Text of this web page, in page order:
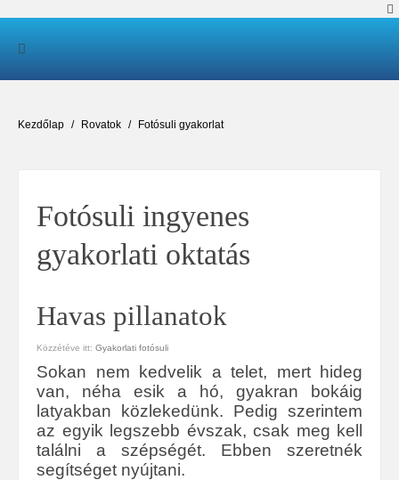
Kezdőlap Rovatok Fotósuli gyakorlat
Fotósuli ingyenes
gyakorlati oktatás
Havas pillanatok
Közzétéve itt: Gyakorlati fotósuli
Sokan nem kedvelik a telet, mert hideg
van, néha esik a hó, gyakran bokáig
latyakban közlekedünk. Pedig szerintem
az egyik legszebb évszak, csak meg kell
találni a szépségét. Ebben szeretnék
segítséget nyújtani.